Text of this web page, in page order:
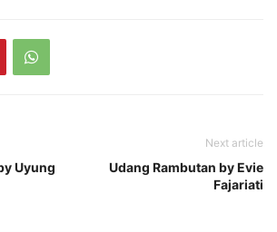
Uyung
Next article
Udang Rambutan by Evie
Fajariati